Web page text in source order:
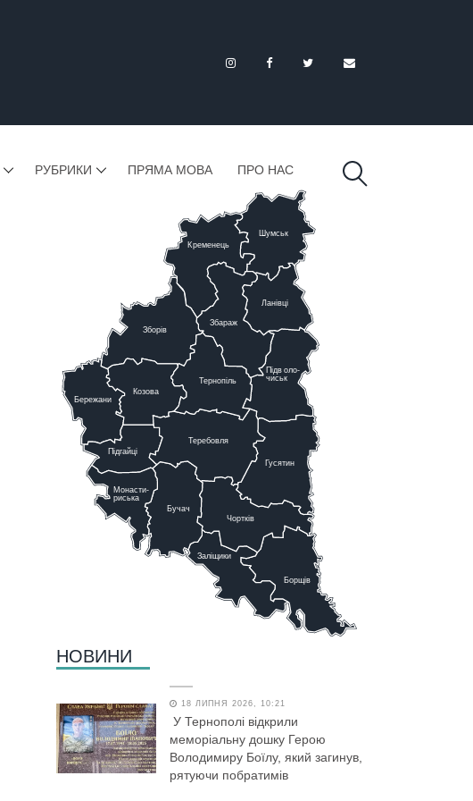
РУБРИКИ ПРЯМА МОВА ПРО НАС
Тернопіль
Теребовля
Бучач
Заліщики
Борщів
Чортків
Гусятин
Підволо-
чиськ
Ланівці
Збараж
Шумськ
Кременець
Козова
Бережани
Підгайці
Зборів
Монасти-
риська
НОВИНИ
18 ЛИПНЯ 2026, 10:21
У Тернополі відкрили
меморіальну дошку Герою
Володимиру Боїлу, який загинув,
рятуючи побратимів